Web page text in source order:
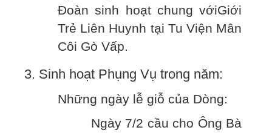
Đoàn sinh hoạt chung vớiGiới
Trẻ Liên Huynh tại Tu Viện Mân
Côi Gò Vấp.
3. Sinh hoạt Phụng Vụ trong năm:
Những ngày lễ giỗ của Dòng:
Ngày 7/2 cầu cho Ông Bà